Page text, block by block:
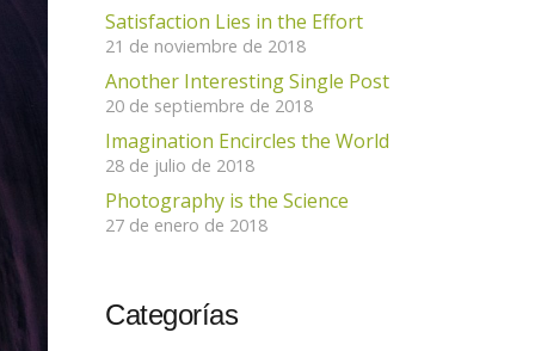
Satisfaction Lies in the Effort
21 de noviembre de 2018
Another Interesting Single Post
20 de septiembre de 2018
Imagination Encircles the World
28 de julio de 2018
Photography is the Science
27 de enero de 2018
Categorías